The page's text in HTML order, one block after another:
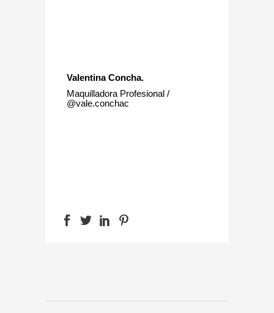
Valentina Concha.
Maquilladora Profesional /
@vale.conchac